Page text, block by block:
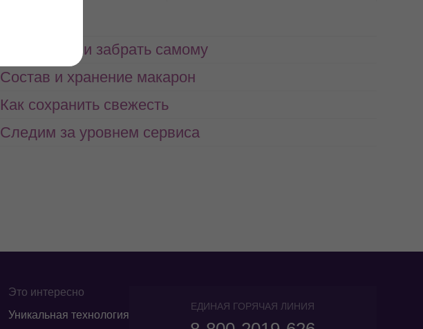
Заказать или забрать самому
Состав и хранение макарон
Как сохранить свежесть
Следим за уровнем сервиса
Это интересно
Уникальная технология
ЕДИНАЯ ГОРЯЧАЯ ЛИНИЯ